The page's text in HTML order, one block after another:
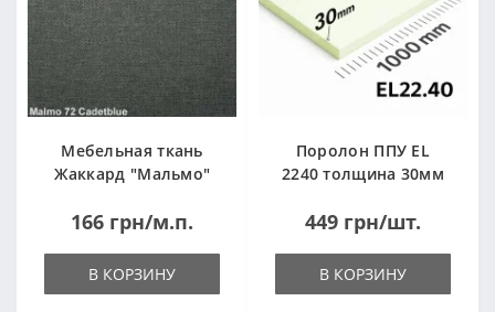
Мебельная ткань
Жаккард "Мальмо"
166 грн/м.п.
В КОРЗИНУ
Поролон ППУ EL
2240 толщина 30мм
(1000x2000мм)
449 грн/шт.
В КОРЗИНУ